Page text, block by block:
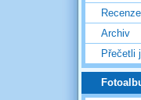
Recenze
Archiv
Přečetli